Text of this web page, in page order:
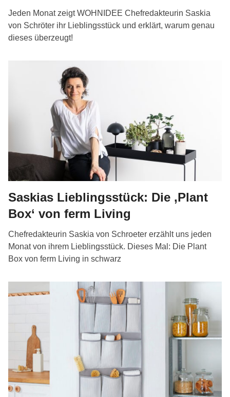
Jeden Monat zeigt WOHNIDEE Chefredakteurin Saskia
von Schröter ihr Lieblingsstück und erklärt, warum genau
dieses überzeugt!
Saskias Lieblingsstück: Die ‚Plant
Box‘ von ferm Living
Chefredakteurin Saskia von Schroeter erzählt uns jeden
Monat von ihrem Lieblingsstück. Dieses Mal: Die Plant
Box von ferm Living in schwarz